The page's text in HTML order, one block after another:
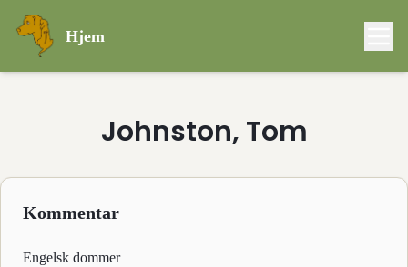
Hjem
Johnston, Tom
Kommentar
Engelsk dommer